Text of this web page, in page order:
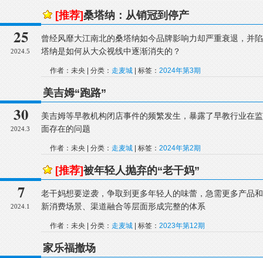
25
2024.5
[推荐]桑塔纳：从销冠到停产
曾经风靡大江南北的桑塔纳如今品牌影响力却严重衰退，并
塔纳是如何从大众视线中逐渐消失的？
作者：未央 | 分类： 走麦城 | 标签： 2024年第3期
30
2024.3
美吉姆“跑路”
美吉姆等早教机构闭店事件的频繁发生，暴露了早教行业在
面存在的问题
作者：未央 | 分类： 走麦城 | 标签： 2024年第2期
7
2024.1
[推荐]被年轻人抛弃的“老干妈”
老干妈想要逆袭，争取到更多年轻人的味蕾，急需更多产品
新消费场景、渠道融合等层面形成完整的体系
作者：未央 | 分类： 走麦城 | 标签： 2023年第12期
家乐福撤场